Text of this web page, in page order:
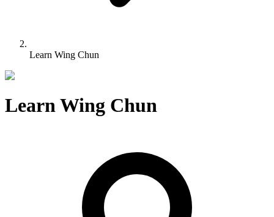
Learn Wing Chun
Learn Wing Chun